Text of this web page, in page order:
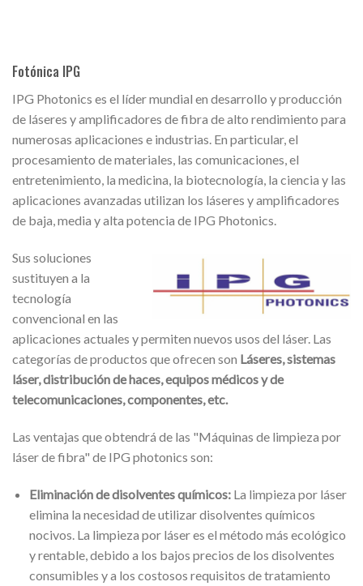
Fotónica IPG
IPG Photonics es el líder mundial en desarrollo y producción
de láseres y amplificadores de fibra de alto rendimiento para
numerosas aplicaciones e industrias. En particular, el
procesamiento de materiales, las comunicaciones, el
entretenimiento, la medicina, la biotecnología, la ciencia y las
aplicaciones avanzadas utilizan los láseres y amplificadores
de baja, media y alta potencia de IPG Photonics.
Sus soluciones
sustituyen a la
tecnología
convencional en las
aplicaciones actuales y permiten nuevos usos del láser. Las
categorías de productos que ofrecen son Láseres, sistemas
láser, distribución de haces, equipos médicos y de
telecomunicaciones, componentes, etc.
Las ventajas que obtendrá de las "Máquinas de limpieza por
láser de fibra" de IPG photonics son:
Eliminación de disolventes químicos:La limpieza por láser
elimina la necesidad de utilizar disolventes químicos
nocivos. La limpieza por láser es el método más ecológico
y rentable, debido a los bajos precios de los disolventes
consumibles y a los costosos requisitos de tratamiento